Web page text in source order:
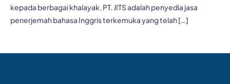
kepada berbagai khalayak. PT. JITS adalah penyedia jasa
penerjemah bahasa Inggris terkemuka yang telah […]